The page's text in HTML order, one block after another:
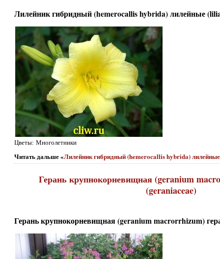
Лилейник гибридный (hemerocallis hybrida) лилейные
Цветы: Многолетники
Читать дальше «Лилейник гибридный (hemerocallis hybrida)
Герань крупнокорневищная (geranium
(geraniaceae)
Герань крупнокорневищная (geranium macrorrhizum)